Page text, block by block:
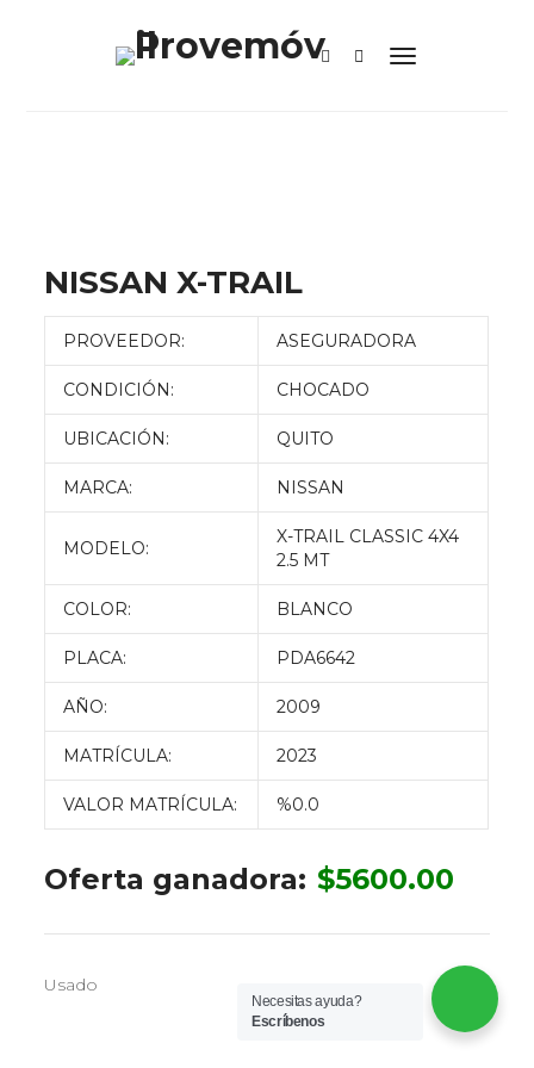
NISSAN X-TRAIL
PROVEEDOR: ASEGURADORA
CONDICIÓN: CHOCADO
UBICACIÓN: QUITO
MARCA: NISSAN
MODELO:
X-TRAIL CLASSIC 4X4
2.5 MT
COLOR: BLANCO
PLACA: PDA6642
AÑO: 2009
MATRÍCULA: 2023
VALOR MATRÍCULA: %0.0
Oferta ganadora: $5600.00
Usado
Necesitas ayuda?
Escríbenos